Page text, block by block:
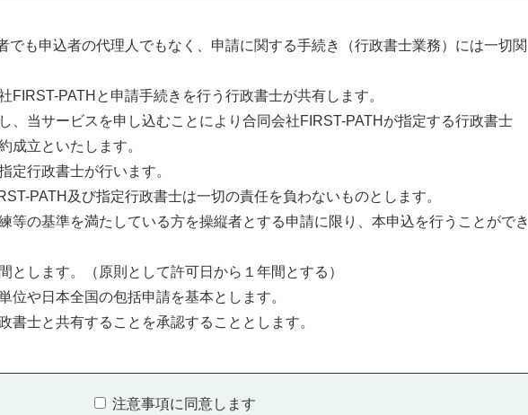
でも申込者の代理人でもなく、申請に関する手続き（行政書士業務）には一切関
FIRST-PATHと申請手続きを行う行政書士が共有します。
、当サービスを申し込むことにより合同会社FIRST-PATHが指定する行政書士
成立といたします。
定行政書士が行います。
PATH及び指定行政書士は一切の責任を負わないものとします。
等の基準を満たしている方を操縦者とする申請に限り、本申込を行うことができ
とします。（原則として許可日から１年間とする）
位や日本全国の包括申請を基本とします。
書士と共有することを承認することとします。
注意事項に同意します